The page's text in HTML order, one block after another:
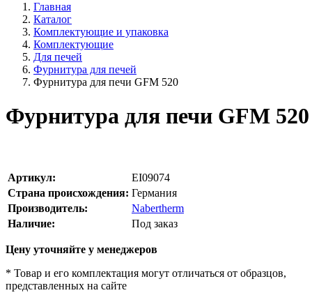
Главная
Каталог
Комплектующие и упаковка
Комплектующие
Для печей
Фурнитура для печей
Фурнитура для печи GFM 520
Фурнитура для печи GFM 520
Артикул:
EI09074
Страна происхождения: Германия
Производитель:
Nabertherm
Наличие:
Под заказ
Цену уточняйте у менеджеров
* Товар и его комплектация могут отличаться от образцов,
представленных на сайте